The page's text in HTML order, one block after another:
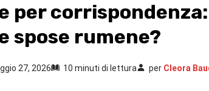
per corrispondenza:
spose rumene?
27, 2026 10 minuti di lettura per Cleora